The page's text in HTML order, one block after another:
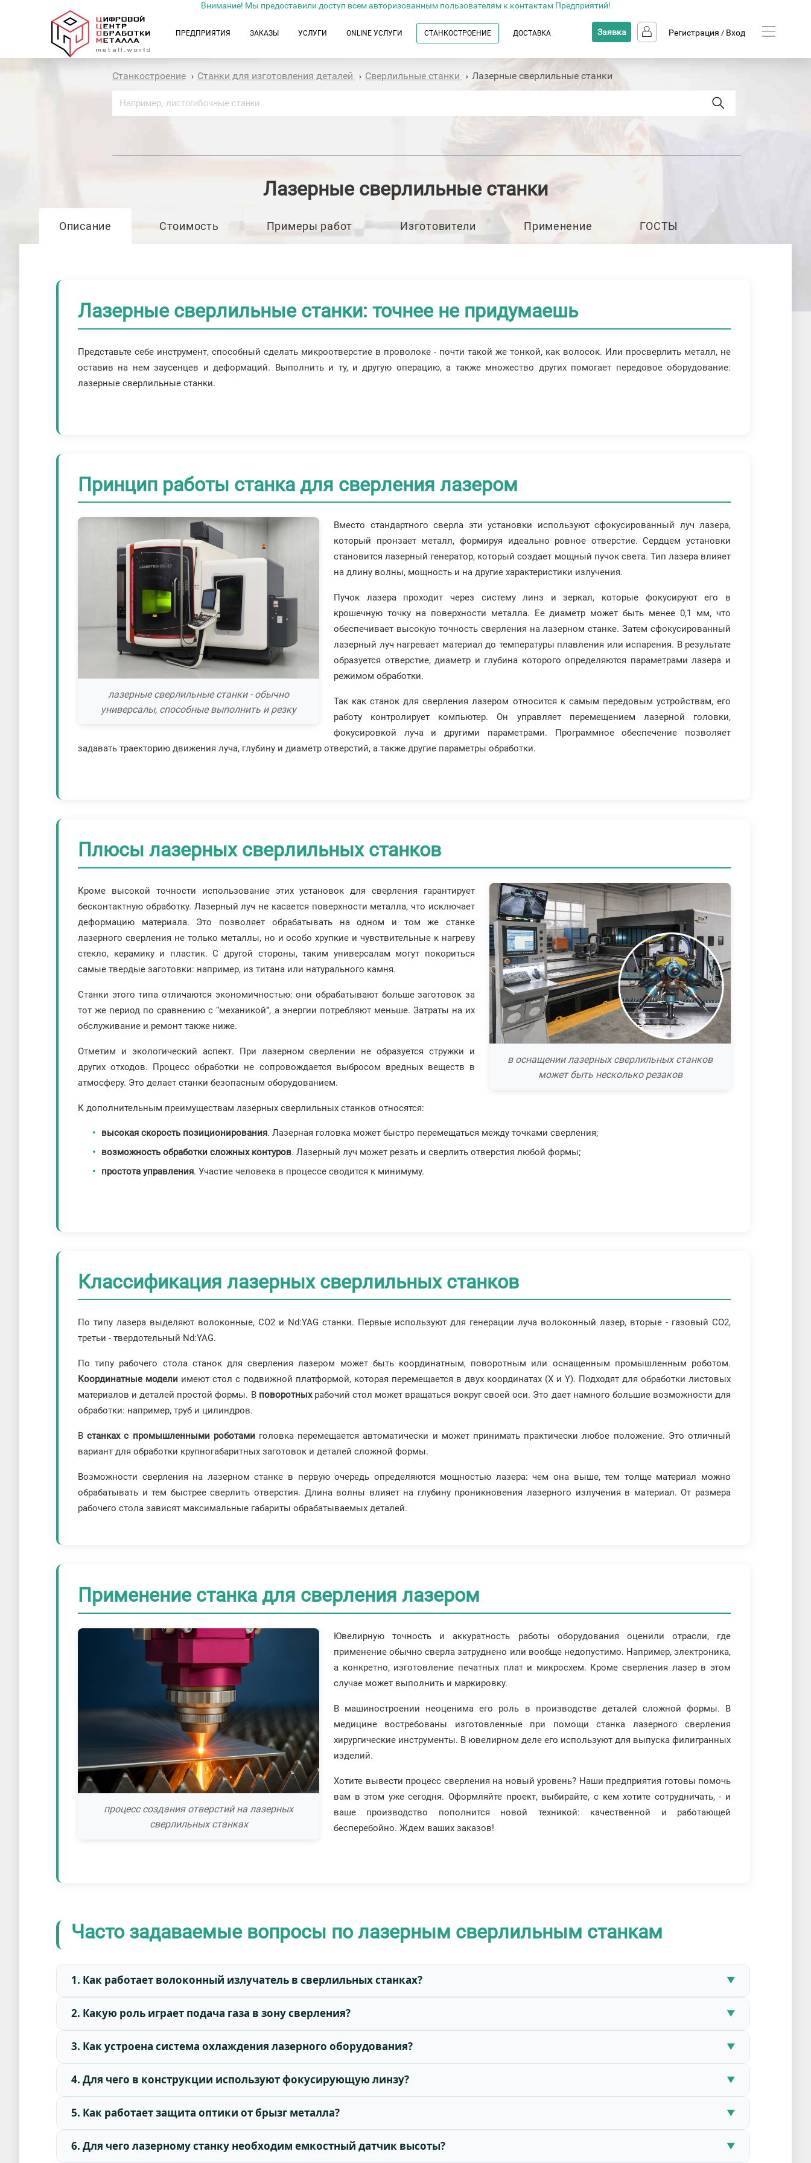
Внимание! Мы предоставили доступ всем авторизованным пользователям к контактам Предприятий!
ПРЕДПРИЯТИЯ ЗАКАЗЫ УСЛУГИ ONLINE УСЛУГИ СТАНКОСТРОЕНИЕ ДОСТАВКА Заявка Регистрация / Вход
Станкостроение› Станки для изготовления деталей › Сверлильные станки › Лазерные сверлильные станки
Лазерные сверлильные станки
Описание Стоимость Примеры работ Изготовители Применение ГОСТЫ
Лазерные сверлильные станки: точнее не придумаешь
Представьте себе инструмент, способный сделать микроотверстие в проволоке - почти такой же тонкой, как волосок. Или просверлить металл, не
оставив на нем заусенцев и деформаций. Выполнить и ту, и другую операцию, а также множество других помогает передовое оборудование:
лазерные сверлильные станки.
Принцип работы станка для сверления лазером
лазерные сверлильные станки - обычно
универсалы, способные выполнить и резку
Вместо стандартного сверла эти установки используют сфокусированный луч лазера,
который пронзает металл, формируя идеально ровное отверстие. Сердцем установки
становится лазерный генератор, который создает мощный пучок света. Тип лазера влияет
на длину волны, мощность и на другие характеристики излучения.
Пучок лазера проходит через систему линз и зеркал, которые фокусируют его в
крошечную точку на поверхности металла. Ее диаметр может быть менее 0,1 мм, что
обеспечивает высокую точность сверления на лазерном станке. Затем сфокусированный
лазерный луч нагревает материал до температуры плавления или испарения. В результате
образуется отверстие, диаметр и глубина которого определяются параметрами лазера и
режимом обработки.
Так как станок для сверления лазером относится к самым передовым устройствам, его
работу контролирует компьютер. Он управляет перемещением лазерной головки,
фокусировкой луча и другими параметрами. Программное обеспечение позволяет
задавать траекторию движения луча, глубину и диаметр отверстий, а также другие параметры обработки.
Плюсы лазерных сверлильных станков
в оснащении лазерных сверлильных станков
может быть несколько резаков
Кроме высокой точности использование этих установок для сверления гарантирует
бесконтактную обработку. Лазерный луч не касается поверхности металла, что исключает
деформацию материала. Это позволяет обрабатывать на одном и том же станке
лазерного сверления не только металлы, но и особо хрупкие и чувствительные к нагреву
стекло, керамику и пластик. С другой стороны, таким универсалам могут покориться
самые твердые заготовки: например, из титана или натурального камня.
Станки этого типа отличаются экономичностью: они обрабатывают больше заготовок за
тот же период по сравнению с “механикой”, а энергии потребляют меньше. Затраты на их
обслуживание и ремонт также ниже.
Отметим и экологический аспект. При лазерном сверлении не образуется стружки и
других отходов. Процесс обработки не сопровождается выбросом вредных веществ в
атмосферу. Это делает станки безопасным оборудованием.
К дополнительным преимуществам лазерных сверлильных станков относятся:
высокая скорость позиционирования. Лазерная головка может быстро перемещаться между точками сверления;
возможность обработки сложных контуров. Лазерный луч может резать и сверлить отверстия любой формы;
простота управления. Участие человека в процессе сводится к минимуму.
Классификация лазерных сверлильных станков
По типу лазера выделяют волоконные, СО2 и Nd:YAG станки. Первые используют для генерации луча волоконный лазер, вторые - газовый CO2,
третьи - твердотельный Nd:YAG.
По типу рабочего стола станок для сверления лазером может быть координатным, поворотным или оснащенным промышленным роботом.
Координатные модели имеют стол с подвижной платформой, которая перемещается в двух координатах (X и Y). Подходят для обработки листовых
материалов и деталей простой формы. В поворотных рабочий стол может вращаться вокруг своей оси. Это дает намного большие возможности для
обработки: например, труб и цилиндров.
Встанках с промышленными роботамиголовка перемещается автоматически и может принимать практически любое положение. Это отличный
вариант для обработки крупногабаритных заготовок и деталей сложной формы.
Возможности сверления на лазерном станке в первую очередь определяются мощностью лазера: чем она выше, тем толще материал можно
обрабатывать и тем быстрее сверлить отверстия. Длина волны влияет на глубину проникновения лазерного излучения в материал. От размера
рабочего стола зависят максимальные габариты обрабатываемых деталей.
Применение станка для сверления лазером
процесс создания отверстий на лазерных
сверлильных станках
Ювелирную точность и аккуратность работы оборудования оценили отрасли, где
применение обычно сверла затруднено или вообще недопустимо. Например, электроника,
а конкретно, изготовление печатных плат и микросхем. Кроме сверления лазер в этом
случае может выполнить и маркировку.
В машиностроении неоценима его роль в производстве деталей сложной формы. В
медицине востребованы изготовленные при помощи станка лазерного сверления
хирургические инструменты. В ювелирном деле его используют для выпуска филигранных
изделий.
Хотите вывести процесс сверления на новый уровень? Наши предприятия готовы помочь
вам в этом уже сегодня. Оформляйте проект, выбирайте, с кем хотите сотрудничать, - и
ваше производство пополнится новой техникой: качественной и работающей
бесперебойно. Ждем ваших заказов!
Часто задаваемые вопросы по лазерным сверлильным станкам
1. Как работает волоконный излучатель в сверлильных станках?
2. Какую роль играет подача газа в зону сверления?
3. Как устроена система охлаждения лазерного оборудования?
4. Для чего в конструкции используют фокусирующую линзу?
5. Как работает защита оптики от брызг металла?
6. Для чего лазерному станку необходим емкостный датчик высоты?